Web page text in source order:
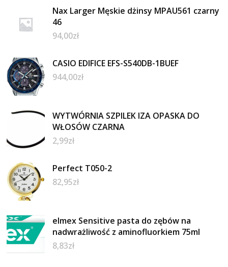
Nax Larger Męskie dżinsy MPAU561 czarny
46
94,00zł
CASIO EDIFICE EFS-S540DB-1BUEF
944,00zł
WYTWÓRNIA SZPILEK IZA OPASKA DO
WŁOSÓW CZARNA
2,99zł
Perfect T050-2
82,95zł
elmex Sensitive pasta do zębów na
nadwrażliwość z aminofluorkiem 75ml
8,83zł